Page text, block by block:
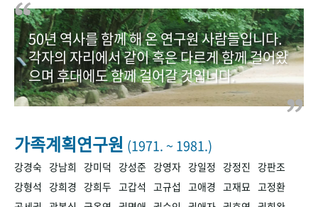
기록물 아카이브
사진 아카이브 문서 기록물 행정박물 영상 기록물
50+1주년 기념
+1
VR 역사관
50년 역사를 함께 해 온 연구원 사람들입니다.
각자의 자리에서 같이 혹은 다르게 함께 걸어왔
으며 후대에도 함께 걸어갈 것입니다.
가족계획연구원 (1971. ~ 1981.)
강경숙 강남희 강미덕 강성준 강영자 강일정 강정진
강판조
강형석
강희경 강희두 고갑석 고규섭 고애경 고재묘 고정환